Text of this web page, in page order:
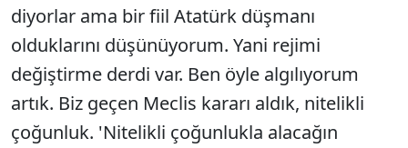
diyorlar ama bir fiil Atatürk düşmanı
olduklarını düşünüyorum. Yani rejimi
değiştirme derdi var. Ben öyle algılıyorum
artık. Biz geçen Meclis kararı aldık, nitelikli
çoğunluk. 'Nitelikli çoğunlukla alacağın